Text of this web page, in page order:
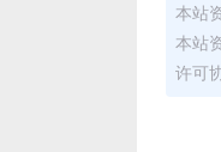
本站
本站
许可